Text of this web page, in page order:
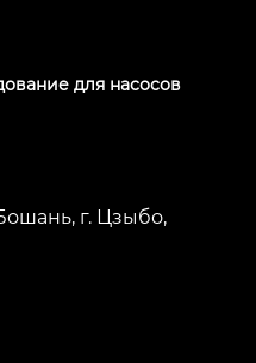
для насосов
г. Цзыбо,